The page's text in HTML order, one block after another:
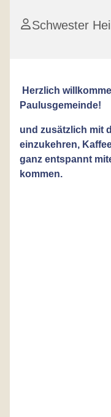
Schwester
Herzlich
Paulusgemeinde!
und zusätzlich mit
einzukehren,
ganz entspannt
kommen.